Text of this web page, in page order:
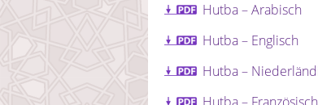
Hutba – Arabisch
Hutba – Englisch
Hutba –